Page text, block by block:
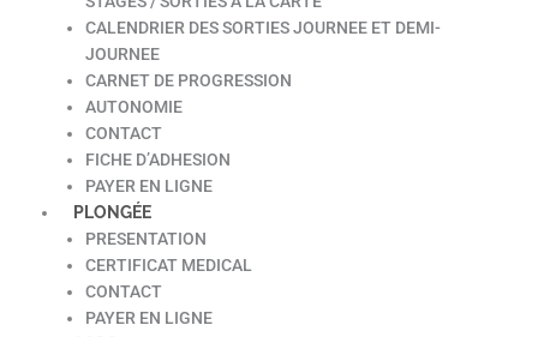
CALENDRIER DES SORTIES JOURNEE ET DEMI-
JOURNEE
CARNET DE PROGRESSION
AUTONOMIE
CONTACT
FICHE D’ADHESION
PAYER EN LIGNE
PLONGÉE
PRESENTATION
CERTIFICAT MEDICAL
CONTACT
PAYER EN LIGNE